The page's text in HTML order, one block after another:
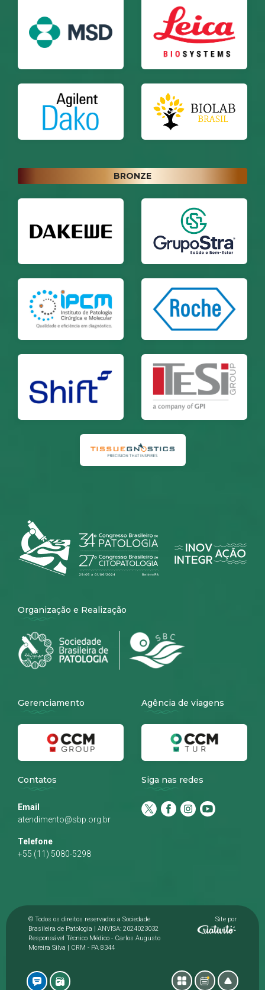
BRONZE
Organização e Realização
Gerenciamento Agência de viagens
Contatos
Email
atendimento@sbp.org.br
Telefone
+55 (11) 5080-5298
Siga nas redes
© Todos os direitos reservados a Sociedade
Brasileira de Patologia | ANVISA: 2024023032
Responsável Técnico Médico - Carlos Augusto
Moreira Silva | CRM - PA 8344
Site por